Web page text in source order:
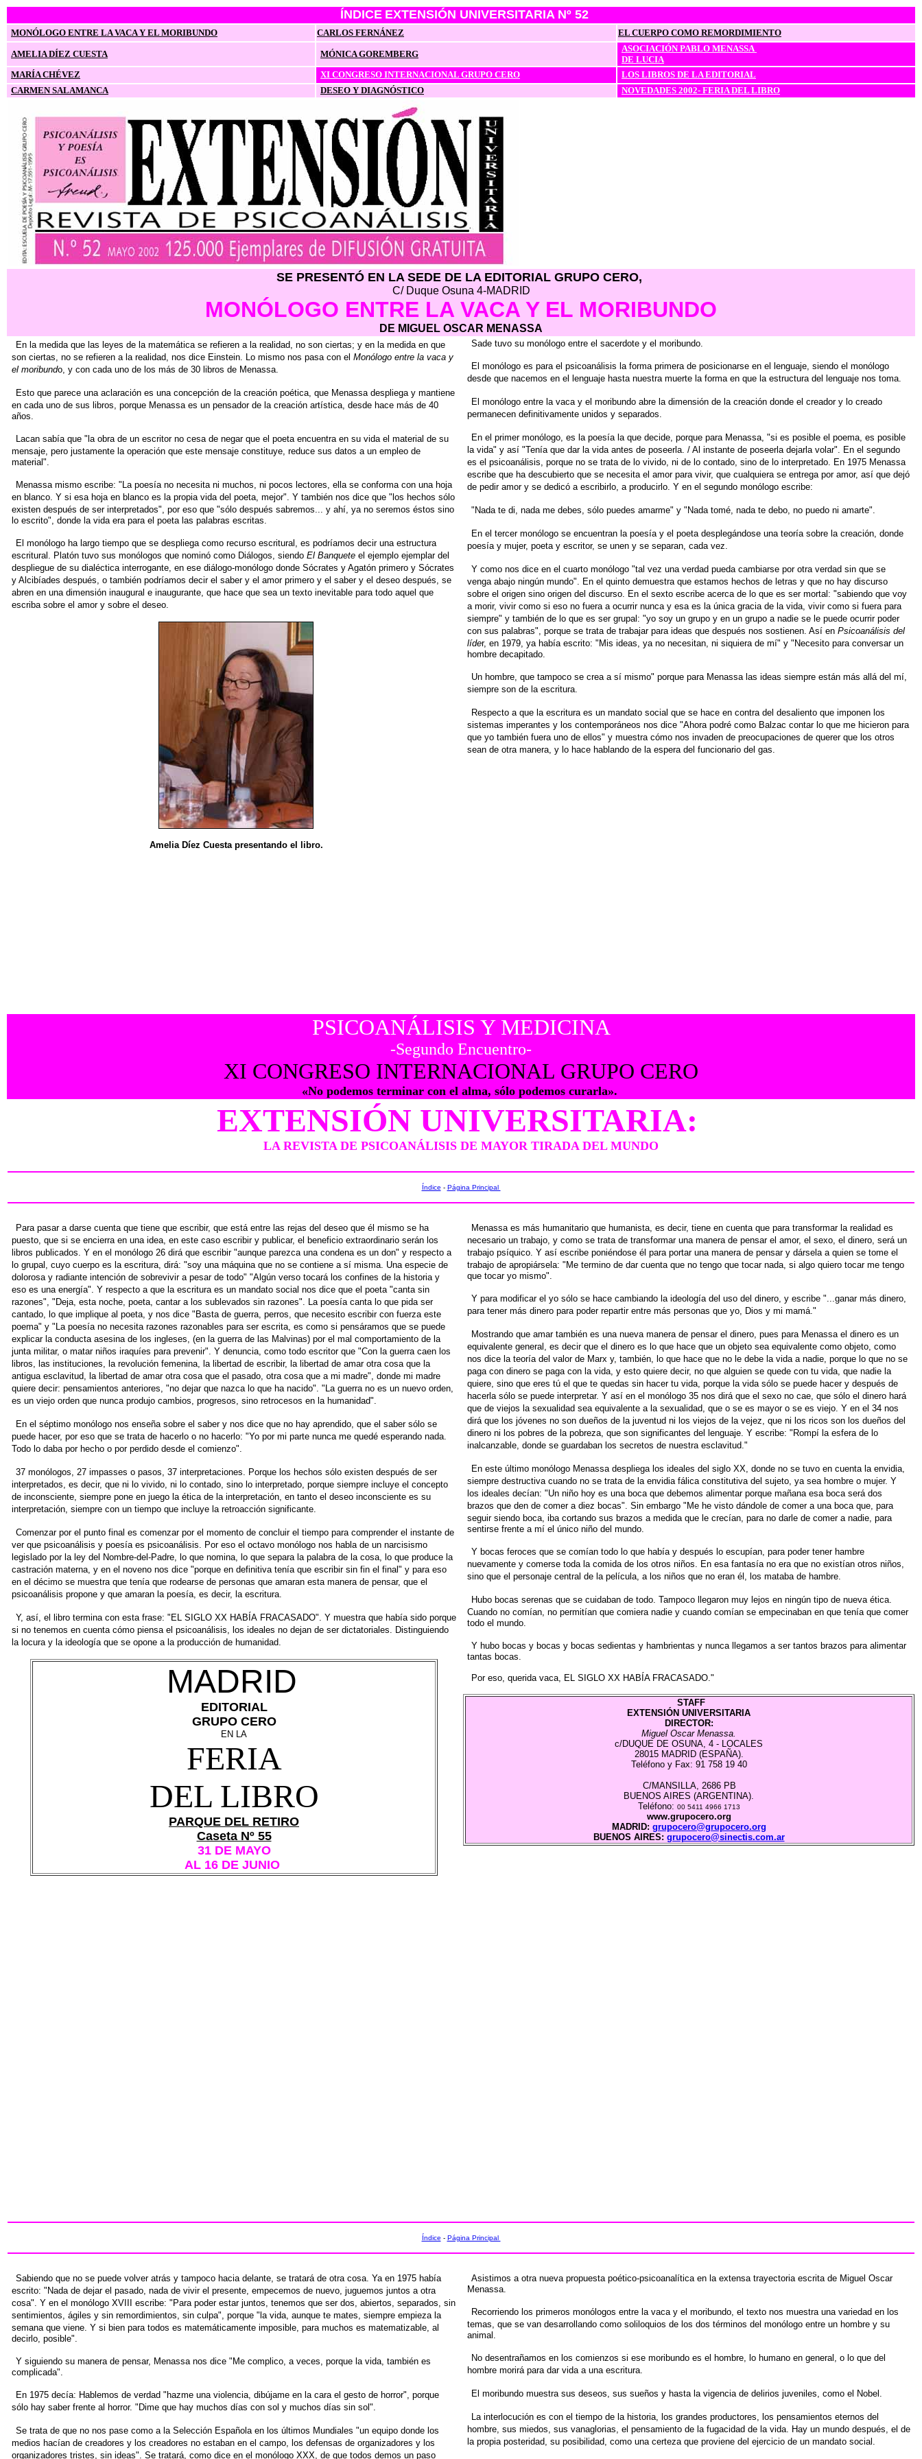
ÍNDICE EXTENSIÓN UNIVERSITARIA Nº 52
MONÓLOGO ENTRE LA VACA Y EL MORIBUNDO CARLOS FERNÁNEZ EL CUERPO COMO REMORDIMIENTO
AMELIA DÍEZ CUESTA MÓNICA GOREMBERG
ASOCIACIÓN PABLO MENASSA
DE LUCIA
MARÍA CHÉVEZ
XI CONGRESO INTERNACIONAL GRUPO CERO
LOS LIBROS DE LA EDITORIAL
CARMEN SALAMANCA
DESEO Y DIAGNÓSTICO NOVEDADES 2002- FERIA DEL LIBRO
SE PRESENTÓ EN LA SEDE DE LA EDITORIAL GRUPO CERO,
C/ Duque Osuna 4-MADRID
MONÓLOGO ENTRE LA VACA Y EL MORIBUNDO
DE MIGUEL OSCAR MENASSA
En la medida que las leyes de la matemática se refieren a la realidad, no son ciertas; y en la medida en que
son ciertas, no se refieren a la realidad, nos dice Einstein. Lo mismo nos pasa con el Monólogo entre la vaca y
el moribundo, y con cada uno de los más de 30 libros de Menassa.
Esto que parece una aclaración es una concepción de la creación poética, que Menassa despliega y mantiene
en cada uno de sus libros, porque Menassa es un pensador de la creación artística, desde hace más de 40
años.
Lacan sabía que "la obra de un escritor no cesa de negar que el poeta encuentra en su vida el material de su
mensaje, pero justamente la operación que este mensaje constituye, reduce sus datos a un empleo de
material".
Menassa mismo escribe: "La poesía no necesita ni muchos, ni pocos lectores, ella se conforma con una hoja
en blanco. Y si esa hoja en blanco es la propia vida del poeta, mejor". Y también nos dice que "los hechos sólo
existen después de ser interpretados", por eso que "sólo después sabremos... y ahí, ya no seremos éstos sino
lo escrito", donde la vida era para el poeta las palabras escritas.
El monólogo ha largo tiempo que se despliega como recurso escritural, es podríamos decir una estructura
escritural. Platón tuvo sus monólogos que nominó como Diálogos, siendo El Banquete el ejemplo ejemplar del
despliegue de su dialéctica interrogante, en ese diálogo-monólogo donde Sócrates y Agatón primero y Sócrates
y Alcibíades después, o también podríamos decir el saber y el amor primero y el saber y el deseo después, se
abren en una dimensión inaugural e inaugurante, que hace que sea un texto inevitable para todo aquel que
escriba sobre el amor y sobre el deseo.
Amelia Díez Cuesta presentando el libro.
Sade tuvo su monólogo entre el sacerdote y el moribundo.
El monólogo es para el psicoanálisis la forma primera de posicionarse en el lenguaje, siendo el monólogo
desde que nacemos en el lenguaje hasta nuestra muerte la forma en que la estructura del lenguaje nos toma.
El monólogo entre la vaca y el moribundo abre la dimensión de la creación donde el creador y lo creado
permanecen definitivamente unidos y separados.
En el primer monólogo, es la poesía la que decide, porque para Menassa, "si es posible el poema, es posible
la vida" y así "Tenía que dar la vida antes de poseerla. / Al instante de poseerla dejarla volar". En el segundo
es el psicoanálisis, porque no se trata de lo vivido, ni de lo contado, sino de lo interpretado. En 1975 Menassa
escribe que ha descubierto que se necesita el amor para vivir, que cualquiera se entrega por amor, así que dejó
de pedir amor y se dedicó a escribirlo, a producirlo. Y en el segundo monólogo escribe:
"Nada te di, nada me debes, sólo puedes amarme" y "Nada tomé, nada te debo, no puedo ni amarte".
En el tercer monólogo se encuentran la poesía y el poeta desplegándose una teoría sobre la creación, donde
poesía y mujer, poeta y escritor, se unen y se separan, cada vez.
Y como nos dice en el cuarto monólogo "tal vez una verdad pueda cambiarse por otra verdad sin que se
venga abajo ningún mundo". En el quinto demuestra que estamos hechos de letras y que no hay discurso
sobre el origen sino origen del discurso. En el sexto escribe acerca de lo que es ser mortal: "sabiendo que voy
a morir, vivir como si eso no fuera a ocurrir nunca y esa es la única gracia de la vida, vivir como si fuera para
siempre" y también de lo que es ser grupal: "yo soy un grupo y en un grupo a nadie se le puede ocurrir poder
con sus palabras", porque se trata de trabajar para ideas que después nos sostienen. Así en Psicoanálisis del
líder, en 1979, ya había escrito: "Mis ideas, ya no necesitan, ni siquiera de mí" y "Necesito para conversar un
hombre decapitado.
Un hombre, que tampoco se crea a sí mismo" porque para Menassa las ideas siempre están más allá del mí,
siempre son de la escritura.
Respecto a que la escritura es un mandato social que se hace en contra del desaliento que imponen los
sistemas imperantes y los contemporáneos nos dice "Ahora podré como Balzac contar lo que me hicieron para
que yo también fuera uno de ellos" y muestra cómo nos invaden de preocupaciones de querer que los otros
sean de otra manera, y lo hace hablando de la espera del funcionario del gas.
PSICOANÁLISIS Y MEDICINA
-Segundo Encuentro-
XI CONGRESO INTERNACIONAL GRUPO CERO
«No podemos terminar con el alma, sólo podemos curarla».
EXTENSIÓN UNIVERSITARIA:
LA REVISTA DE PSICOANÁLISIS DE MAYOR TIRADA DEL MUNDO
Índice - Página Principal
Para pasar a darse cuenta que tiene que escribir, que está entre las rejas del deseo que él mismo se ha
puesto, que si se encierra en una idea, en este caso escribir y publicar, el beneficio extraordinario serán los
libros publicados. Y en el monólogo 26 dirá que escribir "aunque parezca una condena es un don" y respecto a
lo grupal, cuyo cuerpo es la escritura, dirá: "soy una máquina que no se contiene a sí misma. Una especie de
dolorosa y radiante intención de sobrevivir a pesar de todo" "Algún verso tocará los confines de la historia y
eso es una energía". Y respecto a que la escritura es un mandato social nos dice que el poeta "canta sin
razones", "Deja, esta noche, poeta, cantar a los sublevados sin razones". La poesía canta lo que pida ser
cantado, lo que implique al poeta, y nos dice "Basta de guerra, perros, que necesito escribir con fuerza este
poema" y "La poesía no necesita razones razonables para ser escrita, es como si pensáramos que se puede
explicar la conducta asesina de los ingleses, (en la guerra de las Malvinas) por el mal comportamiento de la
junta militar, o matar niños iraquíes para prevenir". Y denuncia, como todo escritor que "Con la guerra caen los
libros, las instituciones, la revolución femenina, la libertad de escribir, la libertad de amar otra cosa que la
antigua esclavitud, la libertad de amar otra cosa que el pasado, otra cosa que a mi madre", donde mi madre
quiere decir: pensamientos anteriores, "no dejar que nazca lo que ha nacido". "La guerra no es un nuevo orden,
es un viejo orden que nunca produjo cambios, progresos, sino retrocesos en la humanidad".
En el séptimo monólogo nos enseña sobre el saber y nos dice que no hay aprendido, que el saber sólo se
puede hacer, por eso que se trata de hacerlo o no hacerlo: "Yo por mi parte nunca me quedé esperando nada.
Todo lo daba por hecho o por perdido desde el comienzo".
37 monólogos, 27 impasses o pasos, 37 interpretaciones. Porque los hechos sólo existen después de ser
interpretados, es decir, que ni lo vivido, ni lo contado, sino lo interpretado, porque siempre incluye el concepto
de inconsciente, siempre pone en juego la ética de la interpretación, en tanto el deseo inconsciente es su
interpretación, siempre con un tiempo que incluye la retroacción significante.
Comenzar por el punto final es comenzar por el momento de concluir el tiempo para comprender el instante de
ver que psicoanálisis y poesía es psicoanálisis. Por eso el octavo monólogo nos habla de un narcisismo
legislado por la ley del Nombre-del-Padre, lo que nomina, lo que separa la palabra de la cosa, lo que produce la
castración materna, y en el noveno nos dice "porque en definitiva tenía que escribir sin fin el final" y para eso
en el décimo se muestra que tenía que rodearse de personas que amaran esta manera de pensar, que el
psicoanálisis propone y que amaran la poesía, es decir, la escritura.
Y, así, el libro termina con esta frase: "EL SIGLO XX HABÍA FRACASADO". Y muestra que había sido porque
si no tenemos en cuenta cómo piensa el psicoanálisis, los ideales no dejan de ser dictatoriales. Distinguiendo
la locura y la ideología que se opone a la producción de humanidad.
MADRID
EDITORIAL
GRUPO CERO
EN LA
FERIA
DEL LIBRO
PARQUE DEL RETIRO
Caseta Nº 55
31 DE MAYO
AL 16 DE JUNIO
Menassa es más humanitario que humanista, es decir, tiene en cuenta que para transformar la realidad es
necesario un trabajo, y como se trata de transformar una manera de pensar el amor, el sexo, el dinero, será un
trabajo psíquico. Y así escribe poniéndose él para portar una manera de pensar y dársela a quien se tome el
trabajo de apropiársela: "Me termino de dar cuenta que no tengo que tocar nada, si algo quiero tocar me tengo
que tocar yo mismo".
Y para modificar el yo sólo se hace cambiando la ideología del uso del dinero, y escribe "...ganar más dinero,
para tener más dinero para poder repartir entre más personas que yo, Dios y mi mamá."
Mostrando que amar también es una nueva manera de pensar el dinero, pues para Menassa el dinero es un
equivalente general, es decir que el dinero es lo que hace que un objeto sea equivalente como objeto, como
nos dice la teoría del valor de Marx y, también, lo que hace que no le debe la vida a nadie, porque lo que no se
paga con dinero se paga con la vida, y esto quiere decir, no que alguien se quede con tu vida, que nadie la
quiere, sino que eres tú el que te quedas sin hacer tu vida, porque la vida sólo se puede hacer y después de
hacerla sólo se puede interpretar. Y así en el monólogo 35 nos dirá que el sexo no cae, que sólo el dinero hará
que de viejos la sexualidad sea equivalente a la sexualidad, que o se es mayor o se es viejo. Y en el 34 nos
dirá que los jóvenes no son dueños de la juventud ni los viejos de la vejez, que ni los ricos son los dueños del
dinero ni los pobres de la pobreza, que son significantes del lenguaje. Y escribe: "Rompí la esfera de lo
inalcanzable, donde se guardaban los secretos de nuestra esclavitud."
En este último monólogo Menassa despliega los ideales del siglo XX, donde no se tuvo en cuenta la envidia,
siempre destructiva cuando no se trata de la envidia fálica constitutiva del sujeto, ya sea hombre o mujer. Y
los ideales decían: "Un niño hoy es una boca que debemos alimentar porque mañana esa boca será dos
brazos que den de comer a diez bocas". Sin embargo "Me he visto dándole de comer a una boca que, para
seguir siendo boca, iba cortando sus brazos a medida que le crecían, para no darle de comer a nadie, para
sentirse frente a mí el único niño del mundo.
Y bocas feroces que se comían todo lo que había y después lo escupían, para poder tener hambre
nuevamente y comerse toda la comida de los otros niños. En esa fantasía no era que no existían otros niños,
sino que el personaje central de la película, a los niños que no eran él, los mataba de hambre.
Hubo bocas serenas que se cuidaban de todo. Tampoco llegaron muy lejos en ningún tipo de nueva ética.
Cuando no comían, no permitían que comiera nadie y cuando comían se empecinaban en que tenía que comer
todo el mundo.
Y hubo bocas y bocas y bocas sedientas y hambrientas y nunca
llegamos a ser tantos brazos para alimentar
tantas bocas.
Por eso, querida vaca, EL SIGLO XX HABÍA FRACASADO."
STAFF
EXTENSIÓN UNIVERSITARIA
DIRECTOR:
Miguel Oscar Menassa.
c/DUQUE DE OSUNA, 4 - LOCALES
28015 MADRID (ESPAÑA).
Teléfono y Fax: 91 758 19 40
C/MANSILLA, 2686 PB
BUENOS AIRES (ARGENTINA).
Teléfono: 00 5411 4966 1713
www.grupocero.org
MADRID: grupocero@grupocero.org
BUENOS AIRES: grupocero@sinectis.com.ar
Índice - Página Principal
Sabiendo que no se puede volver atrás y tampoco hacia delante, se tratará de otra cosa. Ya en 1975 había
escrito: "Nada de dejar el pasado, nada de vivir el presente, empecemos de nuevo, juguemos juntos a otra
cosa". Y en el monólogo XVIII escribe: "Para poder estar juntos, tenemos que ser dos, abiertos, separados, sin
sentimientos, ágiles y sin remordimientos, sin culpa", porque "la vida, aunque te mates, siempre empieza la
semana que viene. Y si bien para todos es matemáticamente imposible, para muchos es matematizable, al
decirlo, posible".
Y siguiendo su manera de pensar, Menassa nos dice "Me complico, a veces, porque la vida, también es
complicada".
En 1975 decía: Hablemos de verdad "hazme una violencia, dibújame en la cara el gesto de horror", porque
sólo hay saber frente al horror. "Dime que hay muchos días con sol y muchos días sin sol".
Se trata de que no nos pase como a la Selección Española en los últimos Mundiales "un equipo donde los
medios hacían de creadores y los creadores no estaban en el campo, los defensas de organizadores y los
organizadores tristes, sin ideas". Se tratará, como dice en el monólogo XXX, de que todos demos un paso
Asistimos a otra nueva propuesta poético-psicoanalítica en la extensa trayectoria escrita de Miguel Oscar
Menassa.
Recorriendo los primeros monólogos entre la vaca y el moribundo, el texto nos muestra una variedad en los
temas, que se van desarrollando como soliloquios de los dos términos del monólogo entre un hombre y su
animal.
No desentrañamos en los comienzos si ese moribundo es el hombre, lo humano en general, o lo que del
hombre morirá para dar vida a una escritura.
El moribundo muestra sus deseos, sus sueños y hasta la vigencia de delirios juveniles, como el Nobel.
La interlocución es con el tiempo de la historia, los grandes productores, los pensamientos eternos del
hombre, sus miedos, sus vanaglorias, el pensamiento de la fugacidad de la vida. Hay un mundo después, el de
la propia posteridad, su posibilidad, como una certeza que proviene del ejercicio de un mandato social.